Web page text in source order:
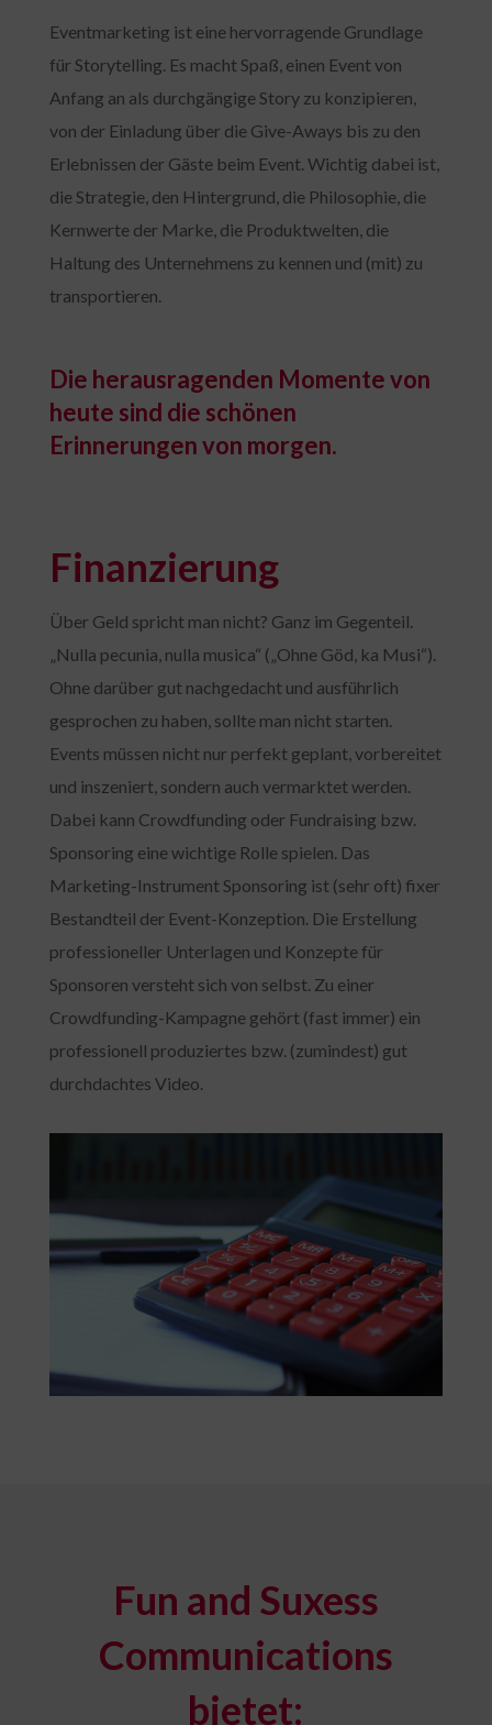
Eventmarketing ist eine hervorragende Grundlage
für Storytelling. Es macht Spaß, einen Event von
Anfang an als durchgängige Story zu konzipieren,
von der Einladung über die Give-Aways bis zu den
Erlebnissen der Gäste beim Event. Wichtig dabei ist,
die Strategie, den Hintergrund, die Philosophie, die
Kernwerte der Marke, die Produktwelten, die
Haltung des Unternehmens zu kennen und (mit) zu
transportieren.
Die herausragenden Momente von
heute sind die schönen
Erinnerungen von morgen.
Finanzierung
Über Geld spricht man nicht? Ganz im Gegenteil.
„Nulla pecunia, nulla musica“ („Ohne Göd, ka Musi“).
Ohne darüber gut nachgedacht und ausführlich
gesprochen zu haben, sollte man nicht starten.
Events müssen nicht nur perfekt geplant, vorbereitet
und inszeniert, sondern auch vermarktet werden.
Dabei kann Crowdfunding oder Fundraising bzw.
Sponsoring eine wichtige Rolle spielen. Das
Marketing-Instrument Sponsoring ist (sehr oft) fixer
Bestandteil der Event-Konzeption. Die Erstellung
professioneller Unterlagen und Konzepte für
Sponsoren versteht sich von selbst. Zu einer
Crowdfunding-Kampagne gehört (fast immer) ein
professionell produziertes bzw. (zumindest) gut
durchdachtes Video.
Fun and Suxess
Communications
bietet: